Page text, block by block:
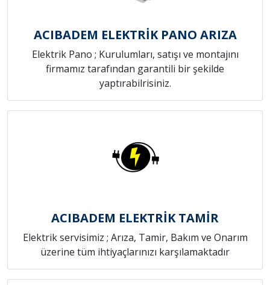
ACIBADEM ELEKTRİK PANO ARIZA
Elektrik Pano ; Kurulumları, satışı ve montajını
firmamız tarafından garantili bir şekilde
yaptırabilrisiniz.
ACIBADEM ELEKTRİK TAMİR
Elektrik servisimiz ; Arıza, Tamir, Bakım ve Onarım
üzerine tüm ihtiyaçlarınızı karşılamaktadır